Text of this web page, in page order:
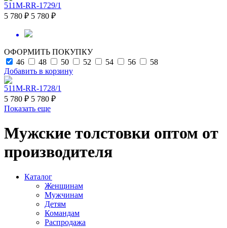
511M-RR-1729/1
5 780 ₽ 5 780 ₽
ОФОРМИТЬ ПОКУПКУ
46
48 50 52 54 56
58
Добавить в корзину
511M-RR-1728/1
5 780 ₽ 5 780 ₽
Показать еще
Мужские толстовки оптом от
производителя
Каталог
Женщинам
Мужчинам
Детям
Командам
Распродажа